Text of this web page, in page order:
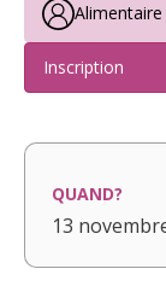
Alimentaire
Inscription
QUAND?
13